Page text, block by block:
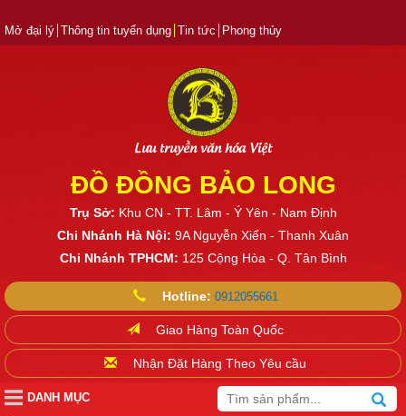
Mở đại lý Thông tin tuyển dụng Tin tức Phong thủy
Lưu truyền văn hóa Việt
ĐỒ ĐỒNG BẢO LONG
Trụ Sở: Khu CN - TT. Lâm - Ý Yên - Nam Định
Chi Nhánh Hà Nội: 9A Nguyễn Xiển - Thanh Xuân
Chi Nhánh TPHCM: 125 Cộng Hòa - Q. Tân Bình
Hotline: 0912055661
Giao Hàng Toàn Quốc
Nhận Đặt Hàng Theo Yêu cầu
DANH MỤC